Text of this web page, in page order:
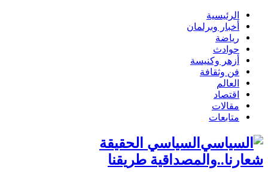
الرئيسية
أخبار وبرلمان
رياضة
حوادث
أزهر وكنيسة
فن وثقافة
العالم
اقتصاد
مقالات
متابعات
السياسي الحقيقة
شعارنا..والمصداقية طريقنا